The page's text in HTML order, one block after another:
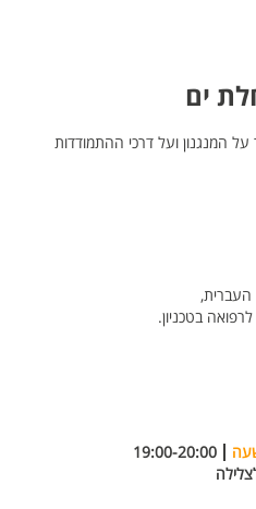
המנגנון ועל דרכי ההתמודדות
העברית,
בטכניון.
19:00-20:00